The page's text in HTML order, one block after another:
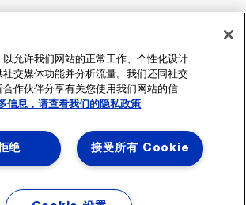
78
允许我们网站的正常工作、个性化设计
社交媒体功能并分析流量。我们还同社交
作伙伴分享有关您使用我们网站的信
信息，请查看我们的隐私政策
接受所有 Cookie
绝